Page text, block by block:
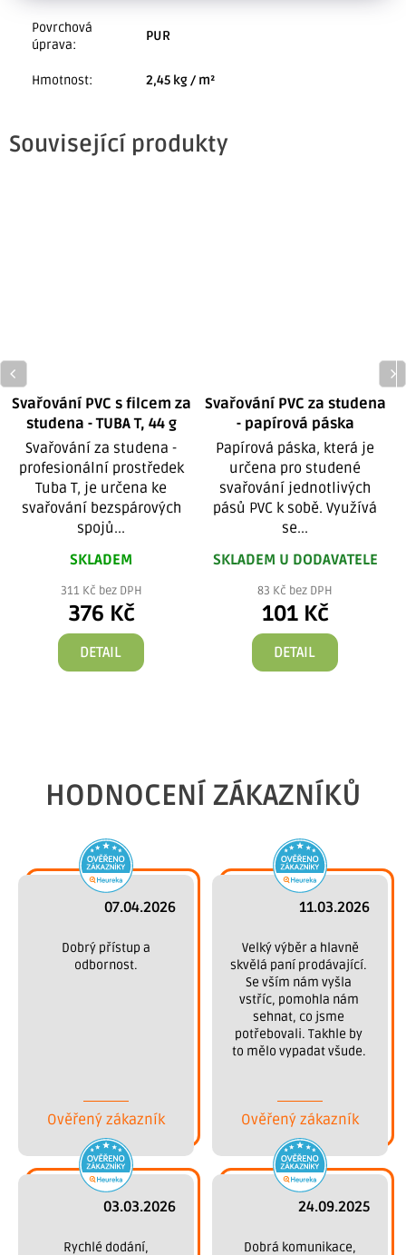
Povrchová
úprava:
PUR
Hmotnost: 2,45 kg / m²
Související produkty
Svařování PVC s filcem za
studena - TUBA T, 44 g
Svařování za studena -
profesionální prostředek
Tuba T, je určena ke
svařování bezspárových
spojů...
SKLADEM
311 Kč bez DPH
376 Kč
DETAIL
Svařování PVC za studena
- papírová páska
Papírová páska, která je
určena pro studené
svařování jednotlivých
pásů PVC k sobě. Využívá
se...
SKLADEM U DODAVATELE
83 Kč bez DPH
101 Kč
DETAIL
HODNOCENÍ ZÁKAZNÍKŮ
07.04.2026
odbornost.
Ověřený zákazník
11.03.2026
skvělá paní prodávající.
Se vším nám vyšla
vstříc, pomohla nám
sehnat, co jsme
potřebovali. Takhle by
to mělo vypadat všude.
Ověřený zákazník
03.03.2026 24.09.2025